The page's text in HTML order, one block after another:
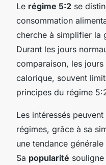
Le régime 5:2 se
consommation
cherche à simplifier la
Durant les jours
comparaison, les
calorique, souvent
principes du régime
Les intéressés
régimes, grâce à sa
une tendance
Sa popularité